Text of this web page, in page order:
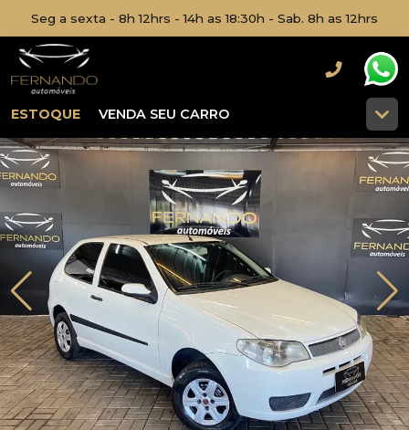
Seg a sexta - 8h 12hrs - 14h as 18:30h - Sab. 8h as 12hrs
ESTOQUE VENDA SEU CARRO